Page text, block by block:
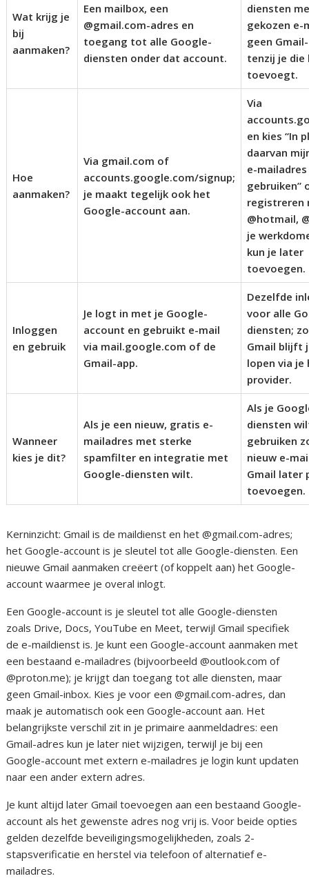
Wat krijg je
bij
aanmaken?
Een mailbox, een
@gmail.com-adres en
toegang tot alle Google-
diensten onder dat account.
diensten
gekozen e-
geen
tenzij je die
toevoegt.
Hoe
aanmaken?
Via gmail.com of
accounts.google.com/signup;
je maakt tegelijk ook het
Google-account aan.
Via
en kies “In
daarvan
e-mailadres
gebruiken”
registreren
@hotmail,
je
kun je later
toevoegen.
Inloggen
en gebruik
Je logt in met je Google-
account en gebruikt e-mail
via mail.google.com of de
Gmail-app.
Dezelfde
voor alle
diensten;
Gmail blijft
lopen via je
provider.
Wanneer
kies je dit?
Als je een nieuw, gratis e-
mailadres met sterke
spamfilter en integratie met
Google-diensten wilt.
Als je
diensten
gebruiken
nieuw e-
Gmail later
toevoegen.
Kerninzicht: Gmail is de maildienst en het @gmail.com-adres;
het Google-account is je sleutel tot alle Google-diensten. Een
nieuwe Gmail aanmaken creëert (of koppelt aan) het Google-
account waarmee je overal inlogt.
Een Google-account is je sleutel tot alle Google-diensten
zoals Drive, Docs, YouTube en Meet, terwijl Gmail specifiek
de e-maildienst is. Je kunt een Google-account aanmaken met
een bestaand e-mailadres (bijvoorbeeld @outlook.com of
@proton.me); je krijgt dan toegang tot alle diensten, maar
geen Gmail-inbox. Kies je voor een @gmail.com-adres, dan
maak je automatisch ook een Google-account aan. Het
belangrijkste verschil zit in je primaire aanmeldadres: een
Gmail-adres kun je later niet wijzigen, terwijl je bij een
Google-account met extern e-mailadres je login kunt updaten
naar een ander extern adres.
Je kunt altijd later Gmail toevoegen aan een bestaand Google-
account als het gewenste adres nog vrij is. Voor beide opties
gelden dezelfde beveiligingsmogelijkheden, zoals 2-
stapsverificatie en herstel via telefoon of alternatief e-
mailadres.